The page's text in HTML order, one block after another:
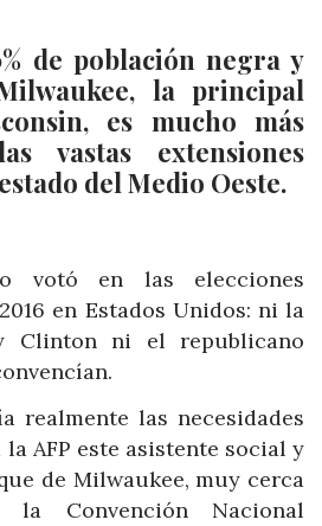
de población negra y
la principal
es mucho más
vastas extensiones
del Medio Oeste.
votó en las elecciones
en Estados Unidos: ni la
Clinton ni el republicano
realmente las necesidades
la AFP este asistente social y
de Milwaukee, muy cerca
Convención Nacional